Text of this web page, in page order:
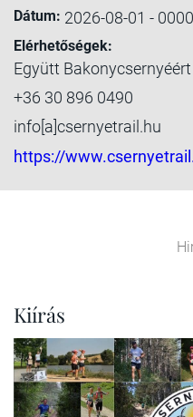
Dátum: 2026-08-01 -
Elérhetőségek:
Együtt
+36 30 896 0490
info[a]csernyetrail.hu
https://
Kiírás